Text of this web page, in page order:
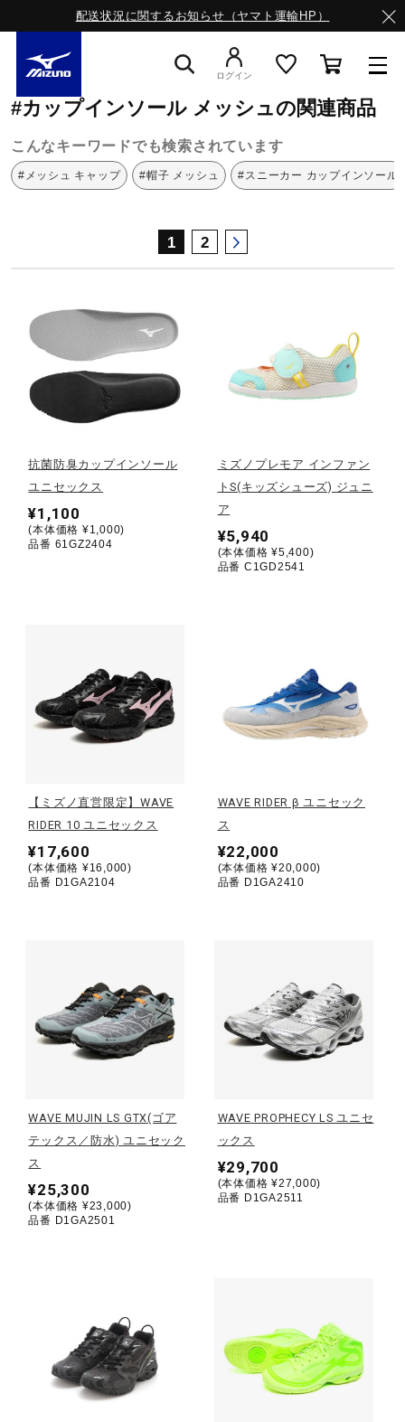
配送状況に関するお知らせ（ヤマト運輸HP）
ライフスタイルウエア
サッカー／フットサル
トレーニング
野球
ゴルフ
テニス／ソフトテニス
陸上競技
ソフトボール
柔道
ウィンタースポーツ
ワーキング
インナー
ログイン
ミズノ公式オンライン メッシュ
#カップインソール メッシュの関連商品
こんなキーワードでも検索されています
#メッシュ キャップ #帽子 メッシュ #スニーカー カップインソール
1 2
抗菌防臭カップインソール
ユニセックス
¥1,100
(本体価格 ¥1,000)
品番 61GZ2404
ミズノプレモア インファン
トS(キッズシューズ) ジュニ
ア
¥5,940
(本体価格 ¥5,400)
品番 C1GD2541
【ミズノ直営限定】WAVE
RIDER 10 ユニセックス
¥17,600
(本体価格 ¥16,000)
品番 D1GA2104
WAVE RIDER β ユニセック
ス
¥22,000
(本体価格 ¥20,000)
品番 D1GA2410
WAVE MUJIN LS GTX(ゴア
テックス／防水) ユニセック
ス
¥25,300
(本体価格 ¥23,000)
品番 D1GA2501
WAVE PROPHECY LS ユニセ
ックス
¥29,700
(本体価格 ¥27,000)
品番 D1GA2511